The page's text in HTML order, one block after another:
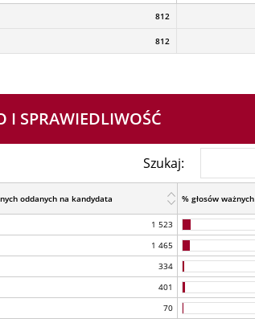
812
812
I SPRAWIEDLIWOŚĆ
Szukaj:
oddanych na kandydata % głosów ważnych
1 523
1 465
334
401
70